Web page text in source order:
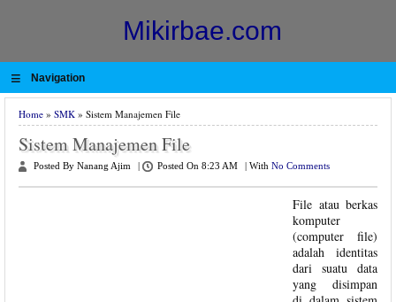
Mikirbae.com
≡ Navigation
Home » SMK » Sistem Manajemen File
Sistem Manajemen File
Posted By Nanang Ajim Posted On 8:23 AM With No Comments
File atau berkas
komputer
(computer file)
adalah identitas
dari suatu data
yang disimpan